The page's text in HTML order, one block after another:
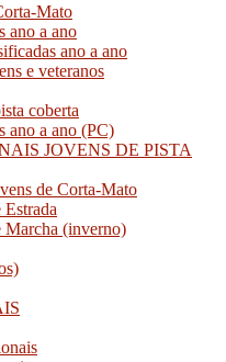
Mato
ano a ano
ano a ano
e veteranos
coberta
ano a ano (PC)
JOVENS DE PISTA
de Corta-Mato
Marcha (inverno)